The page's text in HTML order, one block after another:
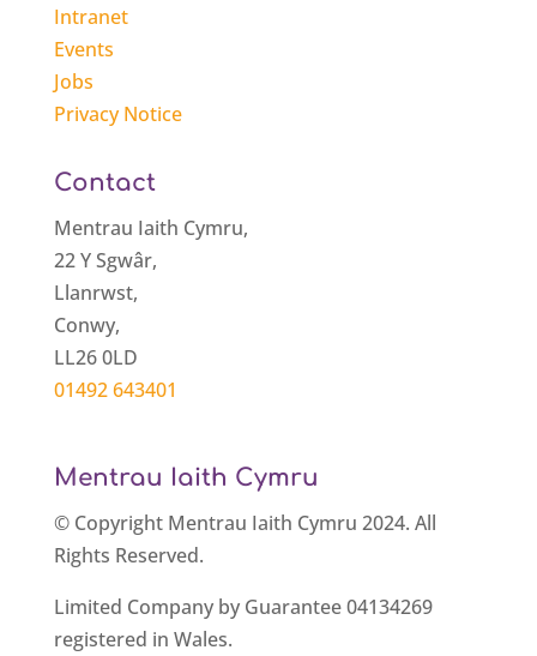
Intranet
Events
Jobs
Privacy Notice
Contact
Mentrau Iaith Cymru,
22 Y Sgwâr,
Llanrwst,
Conwy,
LL26 0LD
01492 643401
Mentrau Iaith Cymru
© Copyright Mentrau Iaith Cymru 2024. All
Rights Reserved.
Limited Company by Guarantee 04134269
registered in Wales.